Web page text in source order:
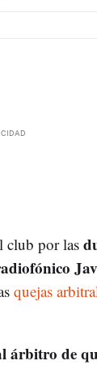
club por las
quejas
árbitro de